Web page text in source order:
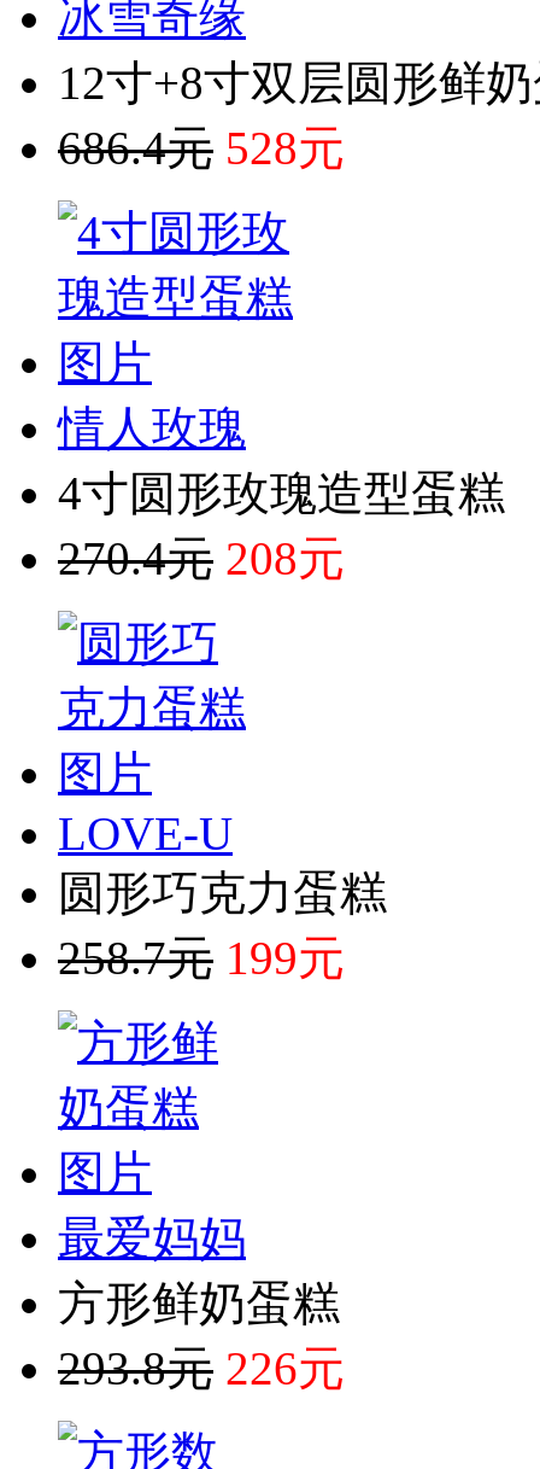
冰雪奇缘
12寸+8寸双层圆形鲜
686.4元 528元
情人玫瑰
4寸圆形玫瑰造型蛋糕
270.4元 208元
LOVE-U
圆形巧克力蛋糕
258.7元 199元
最爱妈妈
方形鲜奶蛋糕
293.8元 226元